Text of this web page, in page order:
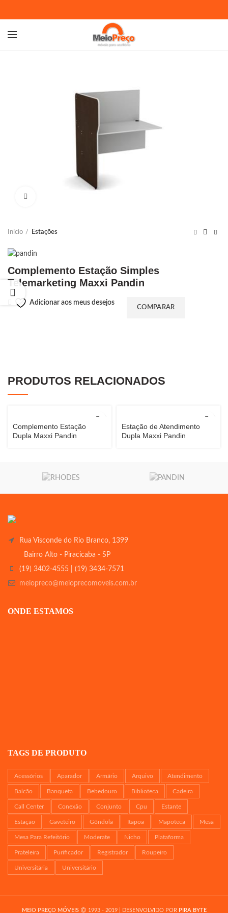
Início Estações
Complemento Estação Simples
Telemarketing Maxxi Pandin
Adicionar aos meus desejos
COMPARAR
PRODUTOS RELACIONADOS
Complemento Estação
Dupla Maxxi Pandin
Estação de Atendimento
Dupla Maxxi Pandin
Rua Visconde do Rio Branco, 1399
Bairro Alto - Piracicaba - SP
(19) 3402-4555 | (19) 3434-7571
meiopreco@meioprecomoveis.com.br
ONDE ESTAMOS
TAGS DE PRODUTO
Acessórios Aparador Armário Arquivo Atendimento
Balcão Banqueta Bebedouro Biblioteca Cadeira
Call Center Conexão Conjunto Cpu Estante
Estação Gaveteiro Gôndola Itapoa Mapoteca Mesa
Mesa Para Refeitório Moderate Nicho Plataforma
Prateleira Purificador Registrador Roupeiro
Universitária Universitário
MEIO PREÇO MÓVEIS 1993 - 2019 | DESENVOLVIDO POR PIRA BYTE